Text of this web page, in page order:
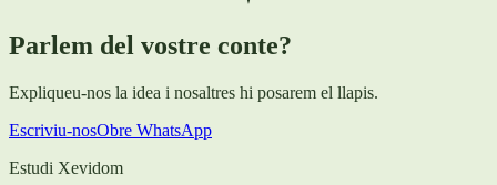
Parlem del vostre conte?
Expliqueu-nos la idea i nosaltres hi posarem el llapis.
Escriviu-nosObre WhatsApp
Estudi Xevidom